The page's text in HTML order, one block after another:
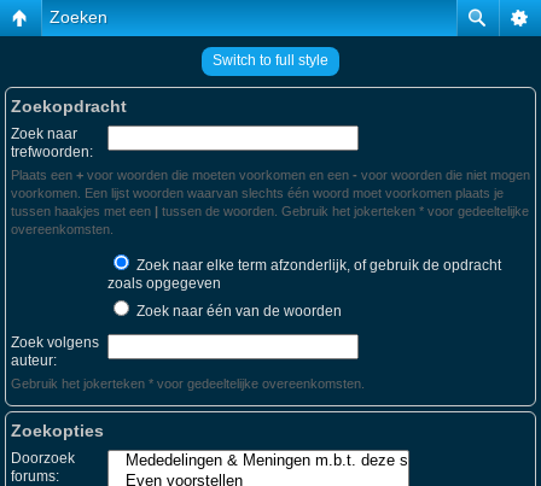
Zoeken
Switch to full style
Zoekopdracht
Zoek naar
trefwoorden:
Plaats een + voor woorden die moeten voorkomen en een - voor woorden die niet mogen
voorkomen. Een lijst woorden waarvan slechts één woord moet voorkomen plaats je
tussen haakjes met een | tussen de woorden. Gebruik het jokerteken * voor gedeeltelijke
overeenkomsten.
Zoek naar elke term afzonderlijk, of gebruik de opdracht
zoals opgegeven
Zoek naar één van de woorden
Zoek volgens
auteur:
Gebruik het jokerteken * voor gedeeltelijke overeenkomsten.
Zoekopties
Doorzoek
forums: